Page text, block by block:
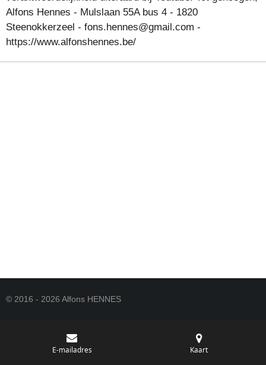
Alfons Hennes - Mulslaan 55A bus 4 - 1820
Steenokkerzeel - fons.hennes@gmail.com -
https://www.alfonshennes.be/
© 2016 - 2026 Alfons HENNES
E-mailadres Kaart